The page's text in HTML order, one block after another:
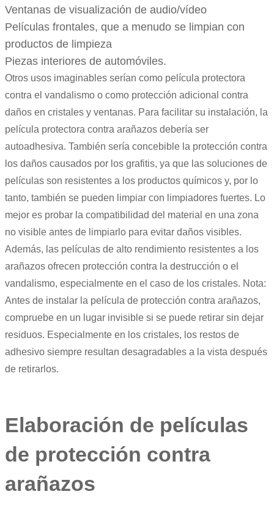
Ventanas de visualización de audio/vídeo
Películas frontales, que a menudo se limpian con
productos de limpieza
Piezas interiores de automóviles.
Otros usos imaginables serían como película protectora
contra el vandalismo o como protección adicional contra
daños en cristales y ventanas. Para facilitar su instalación, la
película protectora contra arañazos debería ser
autoadhesiva. También sería concebible la protección contra
los daños causados por los grafitis, ya que las soluciones de
películas son resistentes a los productos químicos y, por lo
tanto, también se pueden limpiar con limpiadores fuertes. Lo
mejor es probar la compatibilidad del material en una zona
no visible antes de limpiarlo para evitar daños visibles.
Además, las películas de alto rendimiento resistentes a los
arañazos ofrecen protección contra la destrucción o el
vandalismo, especialmente en el caso de los cristales. Nota:
Antes de instalar la película de protección contra arañazos,
compruebe en un lugar invisible si se puede retirar sin dejar
residuos. Especialmente en los cristales, los restos de
adhesivo siempre resultan desagradables a la vista después
de retirarlos.
Elaboración de películas
de protección contra
arañazos